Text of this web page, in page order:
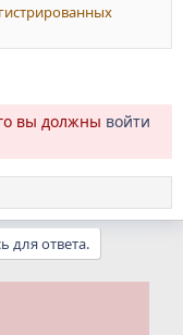
вы должны войти
для ответа.